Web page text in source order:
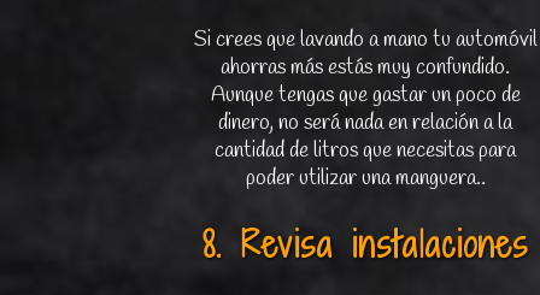
Si crees que lavando a mano tu automóvil
ahorras más estás muy confundido.
Aunque tengas que gastar un poco de
dinero, no será nada en relación a la
cantidad de litros que necesitas para
poder utilizar una manguera..
8. Revisa instalaciones